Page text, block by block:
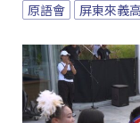
原語會
屏東來義